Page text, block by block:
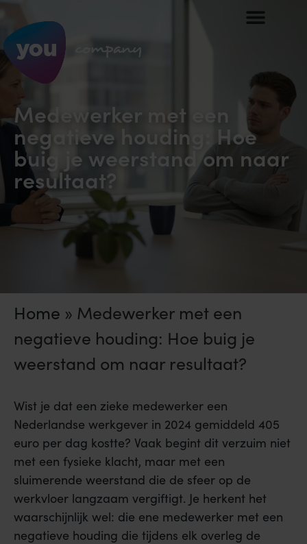
Medewerker met een
negatieve houding: Hoe
buig je weerstand om naar
resultaat?
Home » Medewerker met een
negatieve houding: Hoe buig je
weerstand om naar resultaat?
Wist je dat een zieke medewerker een
Nederlandse werkgever in 2024 gemiddeld 405
euro per dag kostte? Vaak begint dit verzuim niet
met een fysieke klacht, maar met een
sluimerende weerstand die de sfeer op de
werkvloer langzaam vergiftigt. Je herkent het
waarschijnlijk wel: die ene medewerker met een
negatieve houding die tijdens elk overleg de